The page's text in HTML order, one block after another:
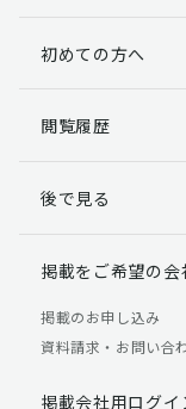
らかじめご了承く
個人情報の
る権利があります
「個人情報の取り
【お問合せ
TEL：03-5411-
初めての方へ
閲覧履歴
後で見る
掲載をご希望の会
掲載のお申し込み
資料請求・お問い合
掲載会社用ログイ